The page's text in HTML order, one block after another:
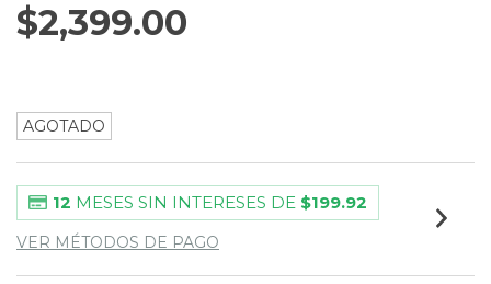
$2,399.00
AGOTADO
12 MESES SIN INTERESES DE $199.92
VER MÉTODOS DE PAGO